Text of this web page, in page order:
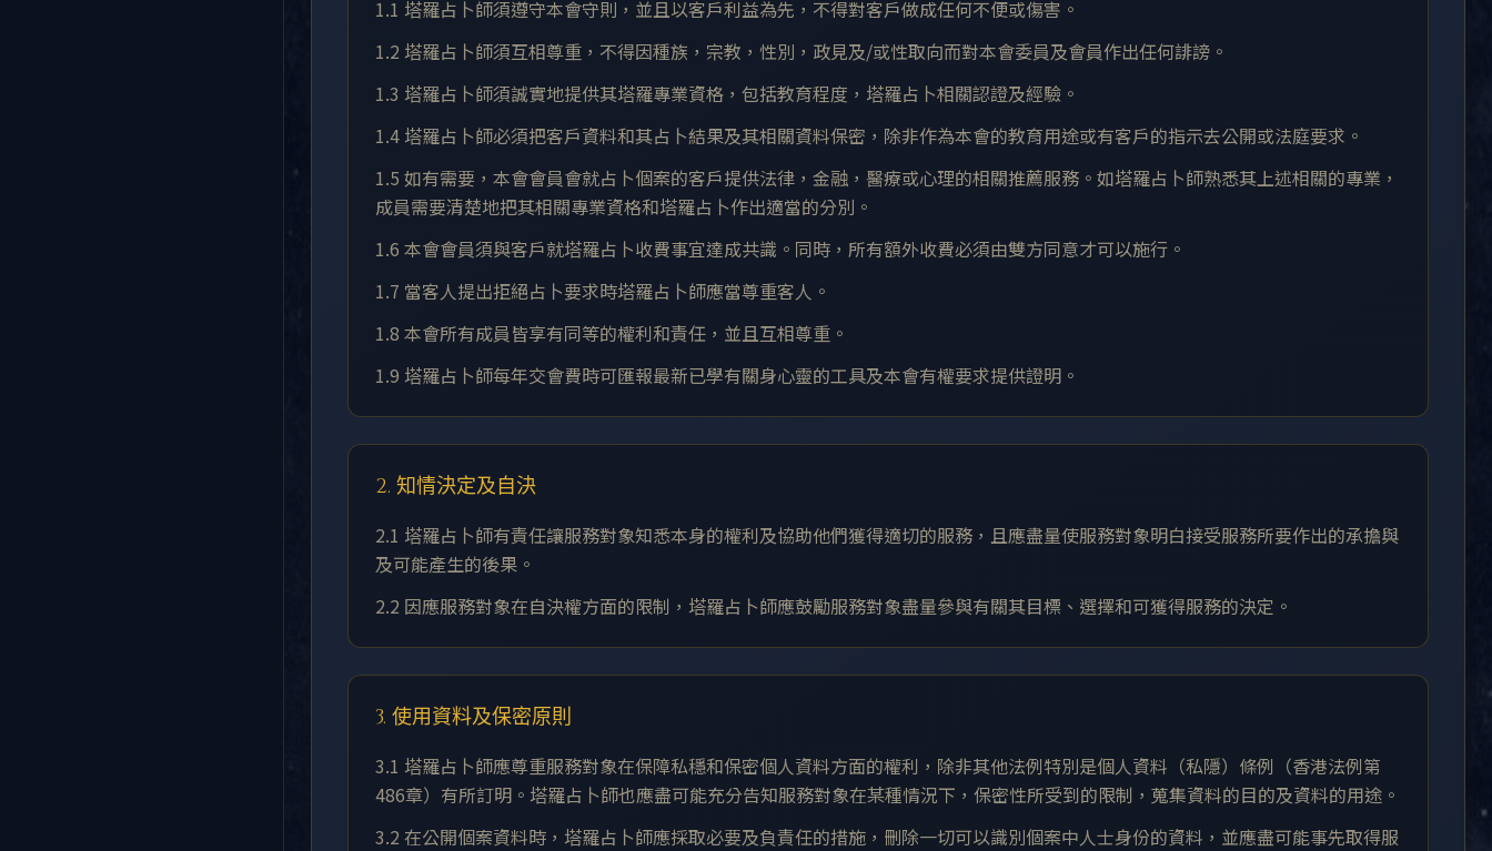
1.1 塔羅占卜師須遵守本會守則，並且以客戶利益為先，不得對客戶做成任何不便或傷害。
1.2 塔羅占卜師須互相尊重，不得因種族，宗教，性別，政見及/或性取向而對本會委員及會員作出任何誹謗。
1.3 塔羅占卜師須誠實地提供其塔羅專業資格，包括教育程度，塔羅占卜相關認證及經驗。
1.4 塔羅占卜師必須把客戶資料和其占卜結果及其相關資料保密，除非作為本會的教育用途或有客戶的指示去公開或法庭要求。
1.5 如有需要，本會會員會就占卜個案的客戶提供法律，金融，醫療或心理的相關推薦服務。如塔羅占卜師熟悉其上述相關的專業，
成員需要清楚地把其相關專業資格和塔羅占卜作出適當的分別。
1.6 本會會員須與客戶就塔羅占卜收費事宜達成共識。同時，所有額外收費必須由雙方同意才可以施行。
1.7 當客人提出拒絕占卜要求時塔羅占卜師應當尊重客人。
1.8 本會所有成員皆享有同等的權利和責任，並且互相尊重。
1.9 塔羅占卜師每年交會費時可匯報最新已學有關身心靈的工具及本會有權要求提供證明。
2. 知情決定及自決
2.1 塔羅占卜師有責任讓服務對象知悉本身的權利及協助他們獲得適切的服務，且應盡量使服務對象明白接受服務所要作出的承擔與
及可能產生的後果。
2.2 因應服務對象在自決權方面的限制，塔羅占卜師應鼓勵服務對象盡量參與有關其目標、選擇和可獲得服務的決定。
3. 使用資料及保密原則
3.1 塔羅占卜師應尊重服務對象在保障私穩和保密個人資料方面的權利，除非其他法例特別是個人資料（私隱）條例（香港法例第
486章）有所訂明。塔羅占卜師也應盡可能充分告知服務對象在某種情況下，保密性所受到的限制，蒐集資料的目的及資料的用途。
3.2 在公開個案資料時，塔羅占卜師應採取必要及負責任的措施，刪除一切可以識別個案中人士身份的資料，並應盡可能事先取得服